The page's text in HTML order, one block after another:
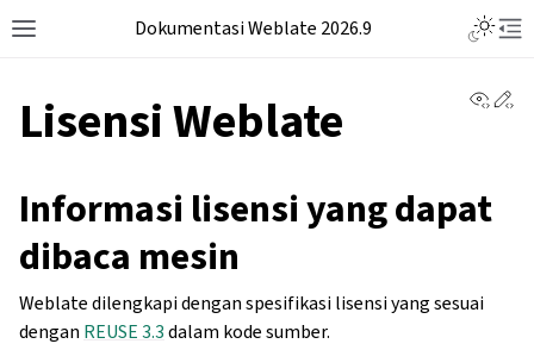
Dokumentasi Weblate 2026.9
Lisensi Weblate
Informasi lisensi yang dapat
dibaca mesin
Weblate dilengkapi dengan spesifikasi lisensi yang sesuai
dengan REUSE 3.3dalam kode sumber.